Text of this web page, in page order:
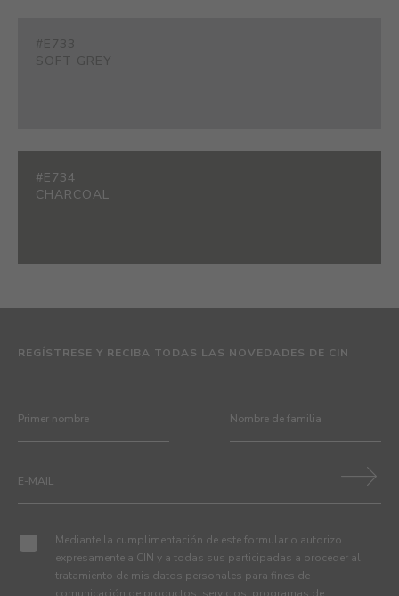
#E733
SOFT GREY
#E734
CHARCOAL
REGÍSTRESE Y RECIBA TODAS LAS NOVEDADES DE CIN
Mediante la cumplimentación de este formulario autorizo
expresamente a CIN y a todas sus participadas a proceder al
tratamiento de mis datos personales para fines de
comunicación de productos, servicios, programas de